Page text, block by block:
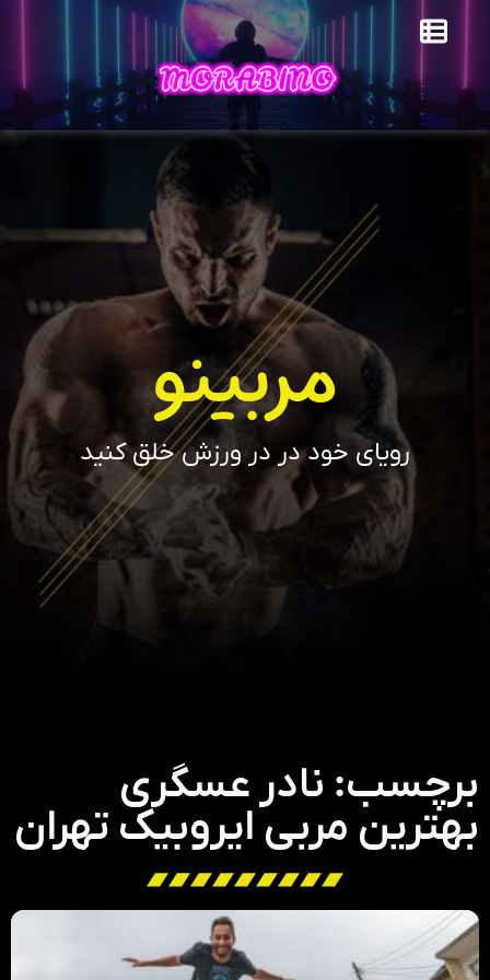
مربینو
رویای خود در در ورزش خلق کنید
برچسب: نادر عسگری
بهترین مربی ایروبیک تهران